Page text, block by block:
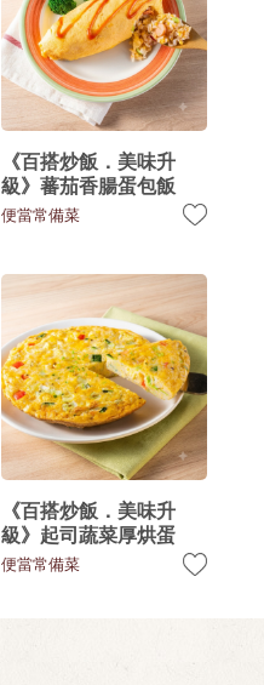
《百搭炒飯．美味升
級》蕃茄香腸蛋包飯
便當常備菜
《百搭炒飯．美味升
級》起司蔬菜厚烘蛋
便當常備菜